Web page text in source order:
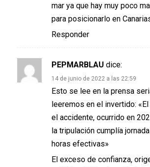
mar ya que hay muy poco
para posicionarlo en
Responder
PEPMARBLAU dice:
14 de junio de 2022 a las 22:59
Esto se lee en la prensa
leeremos en el invertido:
el accidente, ocurrido en
la tripulación cumplía
horas efectivas»
El exceso de confianza,